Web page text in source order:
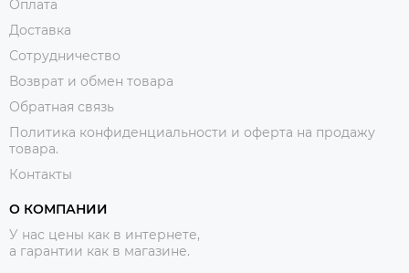
Оплата
Доставка
Сотрудничество
Возврат и обмен товара
Обратная связь
Политика конфиденциальности и оферта на продажу
товара.
Контакты
О КОМПАНИИ
У нас цены как в интернете,
а гарантии как в магазине.